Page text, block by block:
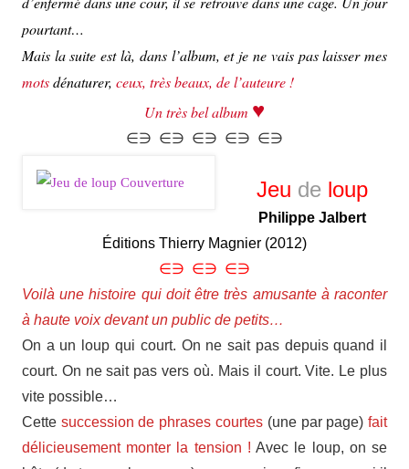
pourtant…
Mais la suite est là, dans l’album, et je ne vais pas laisser mes
motsdénaturer, ceux, très beaux, de l’auteure!
Un très bel album ♥
∈∋ ∈∋ ∈∋ ∈∋ ∈∋
Jeu de loup
Philippe Jalbert
Éditions Thierry Magnier (2012)
∈∋ ∈∋ ∈∋
Voilà une histoire qui doit être très amusante à raconter
à haute voix devant un public de petits…
On a un loup qui court. On ne sait pas depuis quand il
court. On ne sait pas vers où. Mais il court. Vite. Le plus
vite possible…
Cette succession de phrases courtes (une par page)fait
délicieusement monter la tension ! Avec le loup, on se